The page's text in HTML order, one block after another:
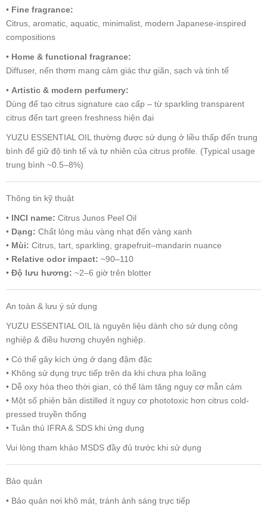
• Fine fragrance:
Citrus, aromatic, aquatic, minimalist, modern Japanese-inspired
compositions
• Home & functional fragrance:
Diffuser, nến thơm mang cảm giác thư giãn, sạch và tinh tế
• Artistic & modern perfumery:
Dùng để tạo citrus signature cao cấp – từ sparkling transparent
citrus đến tart green freshness hiện đại
YUZU ESSENTIAL OIL thường được sử dụng ở liều thấp đến trung
bình để giữ độ tinh tế và tự nhiên của citrus profile. (Typical usage
trung bình ~0.5–8%)
Thông tin kỹ thuật
• INCI name: Citrus Junos Peel Oil
• Dạng: Chất lỏng màu vàng nhạt đến vàng xanh
• Mùi: Citrus, tart, sparkling, grapefruit–mandarin nuance
• Relative odor impact: ~90–110
• Độ lưu hương: ~2–6 giờ trên blotter
An toàn & lưu ý sử dụng
YUZU ESSENTIAL OIL là nguyên liệu dành cho sử dụng công
nghiệp & điều hương chuyên nghiệp.
• Có thể gây kích ứng ở dạng đậm đặc
• Không sử dụng trực tiếp trên da khi chưa pha loãng
• Dễ oxy hóa theo thời gian, có thể làm tăng nguy cơ mẫn cảm
• Một số phiên bản distilled ít nguy cơ phototoxic hơn citrus cold-
pressed truyền thống
• Tuân thủ IFRA & SDS khi ứng dụng
Vui lòng tham khảo MSDS đầy đủ trước khi sử dụng
Bảo quản
• Bảo quản nơi khô mát, tránh ánh sáng trực tiếp